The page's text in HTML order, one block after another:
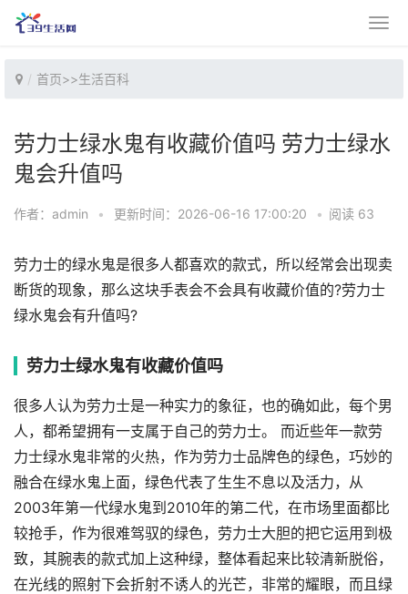
首页>>生活百科
劳力士绿水鬼有收藏价值吗 劳力士绿水
鬼会升值吗
作者：admin • 更新时间：2026-06-16 17:00:20 • 阅读 63
劳力士的绿水鬼是很多人都喜欢的款式，所以经常会出现卖
断货的现象，那么这块手表会不会具有收藏价值的?劳力士
绿水鬼会有升值吗?
劳力士绿水鬼有收藏价值吗
很多人认为劳力士是一种实力的象征，也的确如此，每个男
人，都希望拥有一支属于自己的劳力士。 而近些年一款劳
力士绿水鬼非常的火热，作为劳力士品牌色的绿色，巧妙的
融合在绿水鬼上面，绿色代表了生生不息以及活力，从
2003年第一代绿水鬼到2010年的第二代，在市场里面都比
较抢手，作为很难驾驭的绿色，劳力士大胆的把它运用到极
致，其腕表的款式加上这种绿，整体看起来比较清新脱俗，
在光线的照射下会折射不诱人的光芒，非常的耀眼，而且绿